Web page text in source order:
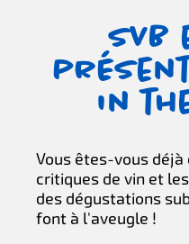
SVB
in
Vous êtes-vous
critiques de vin et
des dégustations
font à l'aveugle !